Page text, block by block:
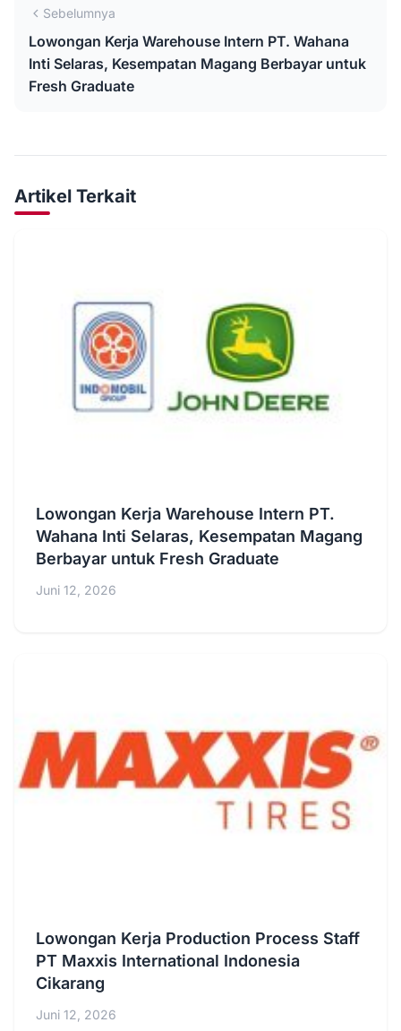
Sebelumnya
Lowongan Kerja Warehouse Intern PT. Wahana
Inti Selaras, Kesempatan Magang Berbayar untuk
Fresh Graduate
Artikel Terkait
Lowongan Kerja Warehouse Intern PT.
Wahana Inti Selaras, Kesempatan Magang
Berbayar untuk Fresh Graduate
Juni 12, 2026
Lowongan Kerja Production Process Staff
PT Maxxis International Indonesia
Cikarang
Juni 12, 2026